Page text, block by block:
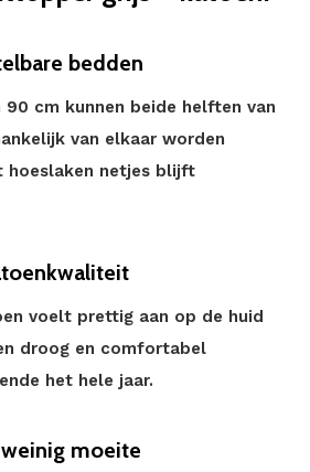
bedden
cm kunnen beide helften van
van elkaar worden
netjes blijft
voelt prettig aan op de huid
droog en comfortabel
het hele jaar.
moeite